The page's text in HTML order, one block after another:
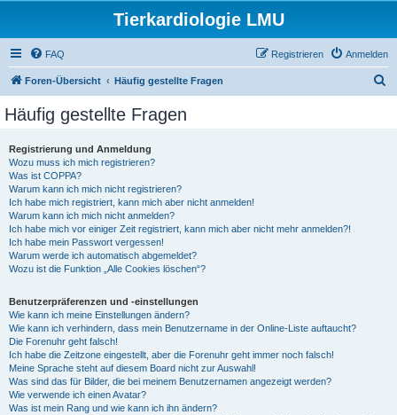
Tierkardiologie LMU
FAQ Anmelden
Registrieren
Foren-Übersicht Häufig gestellte Fragen
Häufig gestellte Fragen
Registrierung und Anmeldung
Wozu muss ich mich registrieren?
Was ist COPPA?
Warum kann ich mich nicht registrieren?
Ich habe mich registriert, kann mich aber nicht anmelden!
Warum kann ich mich nicht anmelden?
Ich habe mich vor einiger Zeit registriert, kann mich aber nicht mehr anmelden?!
Ich habe mein Passwort vergessen!
Warum werde ich automatisch abgemeldet?
Wozu ist die Funktion „Alle Cookies löschen“?
Benutzerpräferenzen und -einstellungen
Wie kann ich meine Einstellungen ändern?
Wie kann ich verhindern, dass mein Benutzername in der Online-Liste auftaucht?
Die Forenuhr geht falsch!
Ich habe die Zeitzone eingestellt, aber die Forenuhr geht immer noch falsch!
Meine Sprache steht auf diesem Board nicht zur Auswahl!
Was sind das für Bilder, die bei meinem Benutzernamen angezeigt werden?
Wie verwende ich einen Avatar?
Was ist mein Rang und wie kann ich ihn ändern?